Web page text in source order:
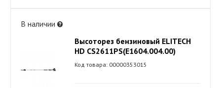
В наличии
Высоторез бензиновый ELITECH
HD CS2611PS(Е1604.004.00)
Код товара: 00000353015